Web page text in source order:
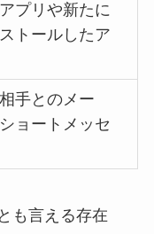
プリや新たに
トールしたア
手とのメー
ョートメッセ
も言える存在